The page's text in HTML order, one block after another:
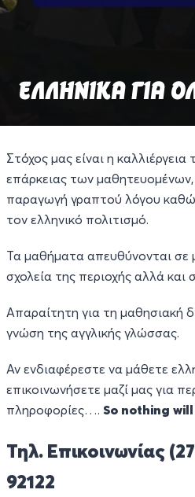
EΛΛΗΝΙΚΑ ΓΙΑ
Στόχος μας είναι η καλλιέργεια
επάρκειας των
παραγωγή γραπτού λόγου
τον ελληνικό πολιτισμό.
Τα μαθήματα απευθύνονται
σχολεία της περιοχής αλλά και
Απαραίτητη για τη μαθησιακή
γνώση της αγγλικής γλώσσας.
Αν ενδιαφέρεστε να μάθετε
επικοινωνήσετε μαζί μας για
πληροφορίες…. So nothing
Τηλ. Επικοινωνίας
92122